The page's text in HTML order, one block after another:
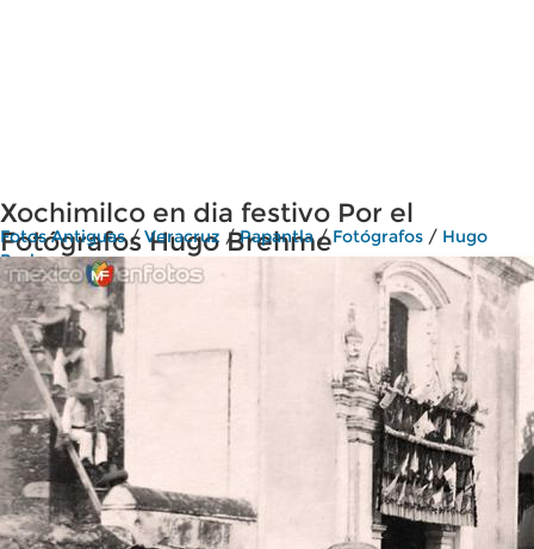
Xochimilco en dia festivo Por el
Fotógrafos Hugo Brehme
Fotos Antiguas/Veracruz /Papantla/Fotógrafos / Hugo
Brehme